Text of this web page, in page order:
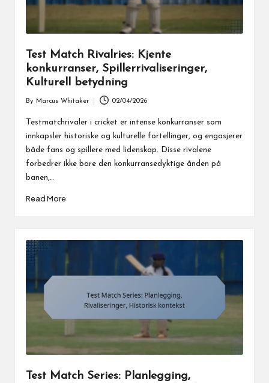
Test Match Rivalries: Kjente
konkurranser, Spillerrivaliseringer,
Kulturell betydning
by
By Marcus Whitaker 02/04/2026
Testmatchrivaler i cricket er intense konkurranser som
innkapsler historiske og kulturelle fortellinger, og engasjerer
både fans og spillere med lidenskap. Disse rivalene
forbedrer ikke bare den konkurransedyktige ånden på
banen,…
Read More
Test Match Series: Planlegging,